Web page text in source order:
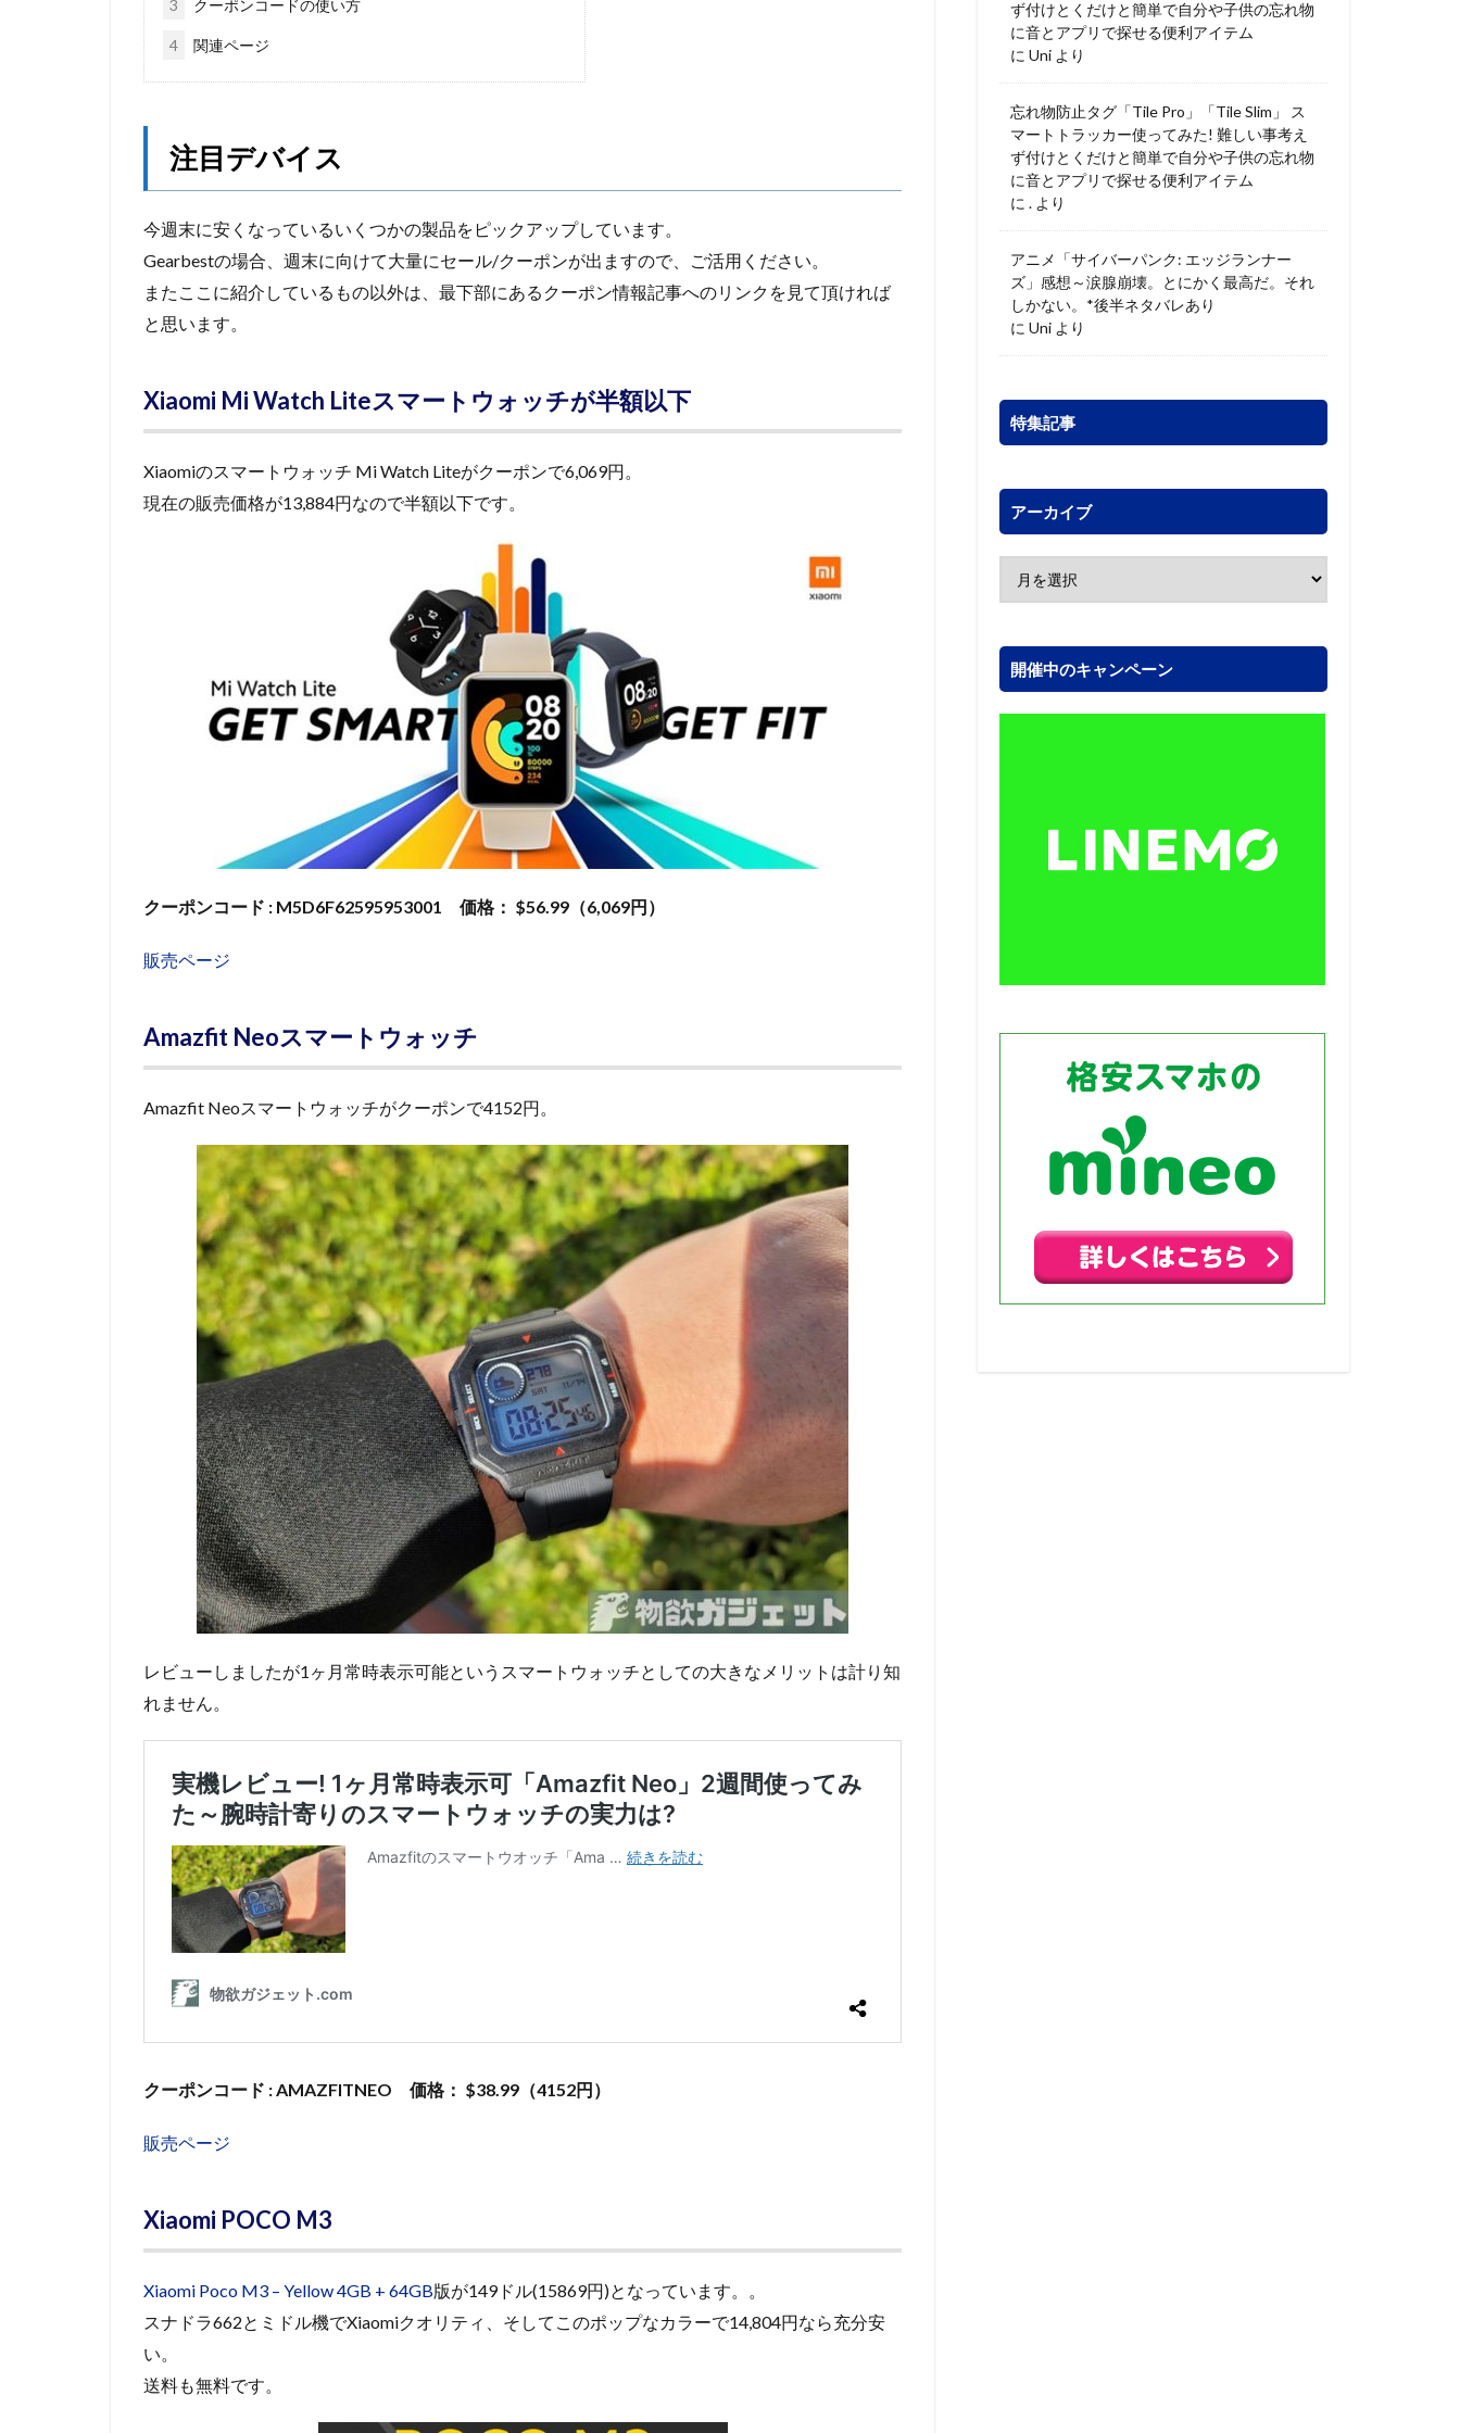
3 クーポンコードの使い方
4 関連ページ
注目デバイス
今週末に安くなっているいくつかの製品をピックアップしています。
Gearbestの場合、週末に向けて大量にセール/クーポンが出ますので、ご活用ください。
またここに紹介しているもの以外は、最下部にあるクーポン情報記事へのリンクを見て頂ければ
と思います。
Xiaomi Mi Watch Liteスマートウォッチが半額以下
Xiaomiのスマートウォッチ Mi Watch Liteがクーポンで6,069円。
現在の販売価格が13,884円なので半額以下です。
クーポンコード : M5D6F62595953001 価格： $56.99（6,069円）
販売ページ
Amazfit Neoスマートウォッチ
Amazfit Neoスマートウォッチがクーポンで4152円。
レビューしましたが1ヶ月常時表示可能というスマートウォッチとしての大きなメリットは計り知
れません。
クーポンコード : AMAZFITNEO 価格： $38.99（4152円）
販売ページ
Xiaomi POCO M3
Xiaomi Poco M3 – Yellow 4GB + 64GB版が149ドル(15869円)となっています。。
スナドラ662とミドル機でXiaomiクオリティ、そしてこのポップなカラーで14,804円なら充分安
い。
送料も無料です。
ず付けとくだけと簡単で自分や子供の忘れ物
に音とアプリで探せる便利アイテム
に Uni より
忘れ物防止タグ「Tile Pro」「Tile Slim」 ス
マートトラッカー使ってみた! 難しい事考え
ず付けとくだけと簡単で自分や子供の忘れ物
に音とアプリで探せる便利アイテム
に . より
アニメ「サイバーパンク: エッジランナー
ズ」感想～涙腺崩壊。とにかく最高だ。それ
しかない。*後半ネタバレあり
に Uni より
特集記事
アーカイブ
開催中のキャンペーン